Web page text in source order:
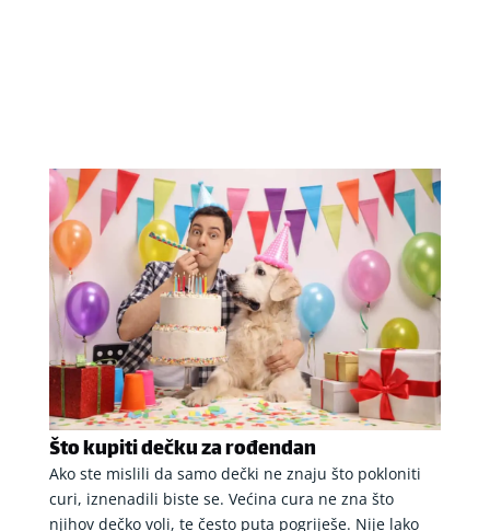
Što kupiti dečku za rođendan
Ako ste mislili da samo dečki ne znaju što pokloniti
curi, iznenadili biste se. Većina cura ne zna što
njihov dečko voli, te često puta pogriješe. Nije lako